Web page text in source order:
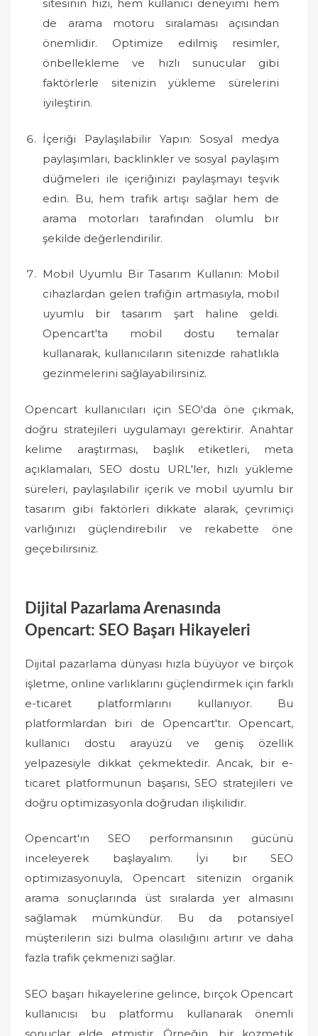
sitesinin hızı, hem kullanıcı deneyimi hem
de arama motoru sıralaması açısından
önemlidir. Optimize edilmiş resimler,
önbellekleme ve hızlı sunucular gibi
faktörlerle sitenizin yükleme sürelerini
iyileştirin.
İçeriği Paylaşılabilir Yapın: Sosyal medya
paylaşımları, backlinkler ve sosyal paylaşım
düğmeleri ile içeriğinizi paylaşmayı teşvik
edin. Bu, hem trafik artışı sağlar hem de
arama motorları tarafından olumlu bir
şekilde değerlendirilir.
Mobil Uyumlu Bir Tasarım Kullanın: Mobil
cihazlardan gelen trafiğin artmasıyla, mobil
uyumlu bir tasarım şart haline geldi.
Opencart'ta mobil dostu temalar
kullanarak, kullanıcıların sitenizde rahatlıkla
gezinmelerini sağlayabilirsiniz.
Opencart kullanıcıları için SEO'da öne çıkmak,
doğru stratejileri uygulamayı gerektirir. Anahtar
kelime araştırması, başlık etiketleri, meta
açıklamaları, SEO dostu URL'ler, hızlı yükleme
süreleri, paylaşılabilir içerik ve mobil uyumlu bir
tasarım gibi faktörleri dikkate alarak, çevrimiçi
varlığınızı güçlendirebilir ve rekabette öne
geçebilirsiniz.
Dijital Pazarlama Arenasında
Opencart: SEO Başarı Hikayeleri
Dijital pazarlama dünyası hızla büyüyor ve birçok
işletme, online varlıklarını güçlendirmek için farklı
e-ticaret platformlarını kullanıyor. Bu
platformlardan biri de Opencart'tır. Opencart,
kullanıcı dostu arayüzü ve geniş özellik
yelpazesiyle dikkat çekmektedir. Ancak, bir e-
ticaret platformunun başarısı, SEO stratejileri ve
doğru optimizasyonla doğrudan ilişkilidir.
Opencart'ın SEO performansının gücünü
inceleyerek başlayalım. İyi bir SEO
optimizasyonuyla, Opencart sitenizin organik
arama sonuçlarında üst sıralarda yer almasını
sağlamak mümkündür. Bu da potansiyel
müşterilerin sizi bulma olasılığını artırır ve daha
fazla trafik çekmenizi sağlar.
SEO başarı hikayelerine gelince, birçok Opencart
kullanıcısı bu platformu kullanarak önemli
sonuçlar elde etmiştir. Örneğin, bir kozmetik